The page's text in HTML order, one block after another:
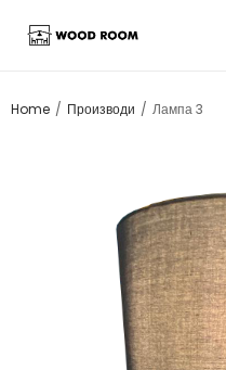
Home / Производи / Лампа 3